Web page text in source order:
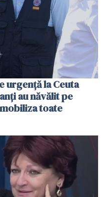
urgență la Ceuta
au năvălit pe
toate